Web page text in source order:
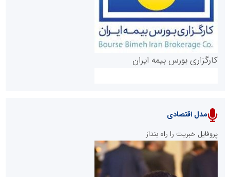
پایگاه خبری نهضت ملی مسکن
کارگزاری بورس بیمه ایران
مدل اقتصادی
پروفایل خبریت را راه بنداز